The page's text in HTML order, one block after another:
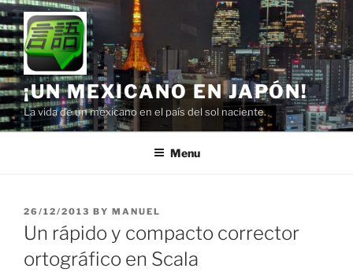
Skip
to
content
¡UN MEXICANO EN JAPÓN!
La vida de un mexicano en el país del sol naciente.
Menu
POSTED
ON
26/12/2013 BY MANUEL
Un rápido y compacto corrector
ortográfico en Scala